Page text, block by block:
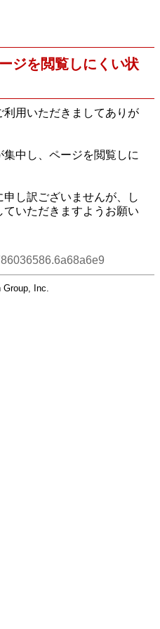
ジを閲覧しにくい状
利用いただきましてありが
中し、ページを閲覧しに
し訳ございませんが、し
いただきますようお願い
Inc.